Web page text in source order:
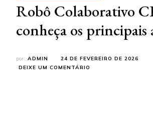
Robô Colaborativo
conheça os principais
por ADMIN
24 DE FEVEREIRO DE 2026
DEIXE UM COMENTÁRIO